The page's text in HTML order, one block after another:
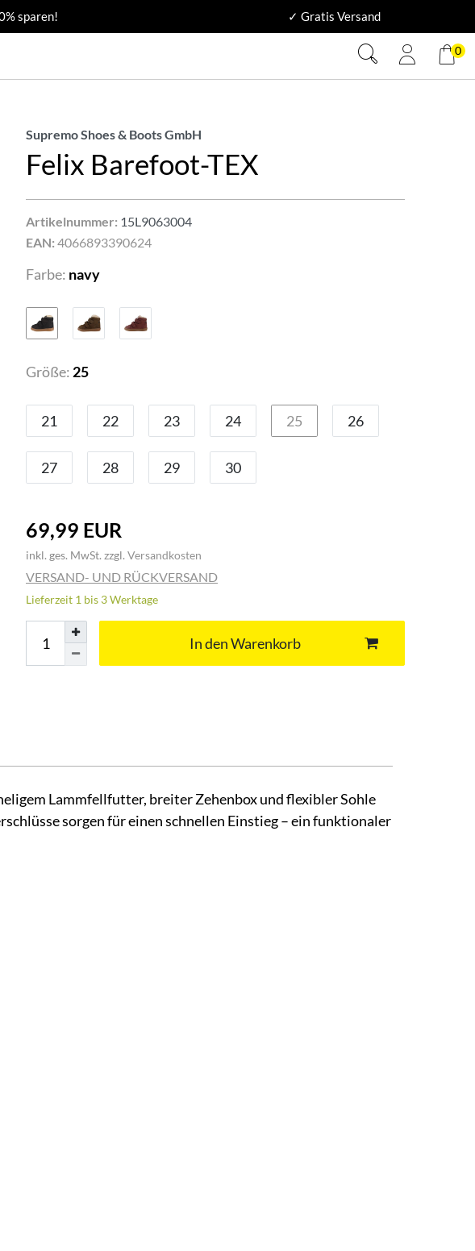
sparen! ✓ Gratis Versand
0
Supremo Shoes & Boots GmbH
Felix Barefoot-TEX
Artikelnummer: 15L9063004
EAN: 4066893390624
Farbe: navy
Größe: 25
21 22 23 24 25 26
27 28 29 30
69,99 EUR
inkl. ges. MwSt. zzgl. Versandkosten
VERSAND- UND RÜCKVERSAND
Lieferzeit 1 bis 3 Werktage
In den Warenkorb
Lammfellfutter, breiter Zehenbox und flexibler Sohle
sorgen für einen schnellen Einstieg – ein funktionaler